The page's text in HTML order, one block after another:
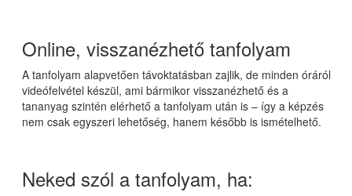
Online, visszanézhető tanfolyam
A tanfolyam alapvetően távoktatásban zajlik, de minden óráról
videófelvétel készül, ami bármikor visszanézhető és a
tananyag szintén elérhető a tanfolyam után is – így a képzés
nem csak egyszeri lehetőség, hanem később is ismételhető.
Neked szól a tanfolyam, ha: